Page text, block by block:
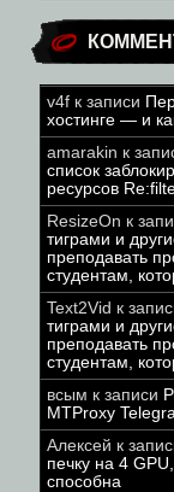
v4f к записи
хостинге — и
amarakin к
список
ресурсов
ResizeOn к
тиграми и
преподавать
студентам,
Text2Vid к
тиграми и
преподавать
студентам,
всым к записи
MTProxy
Алексей к
печку на 4
способна